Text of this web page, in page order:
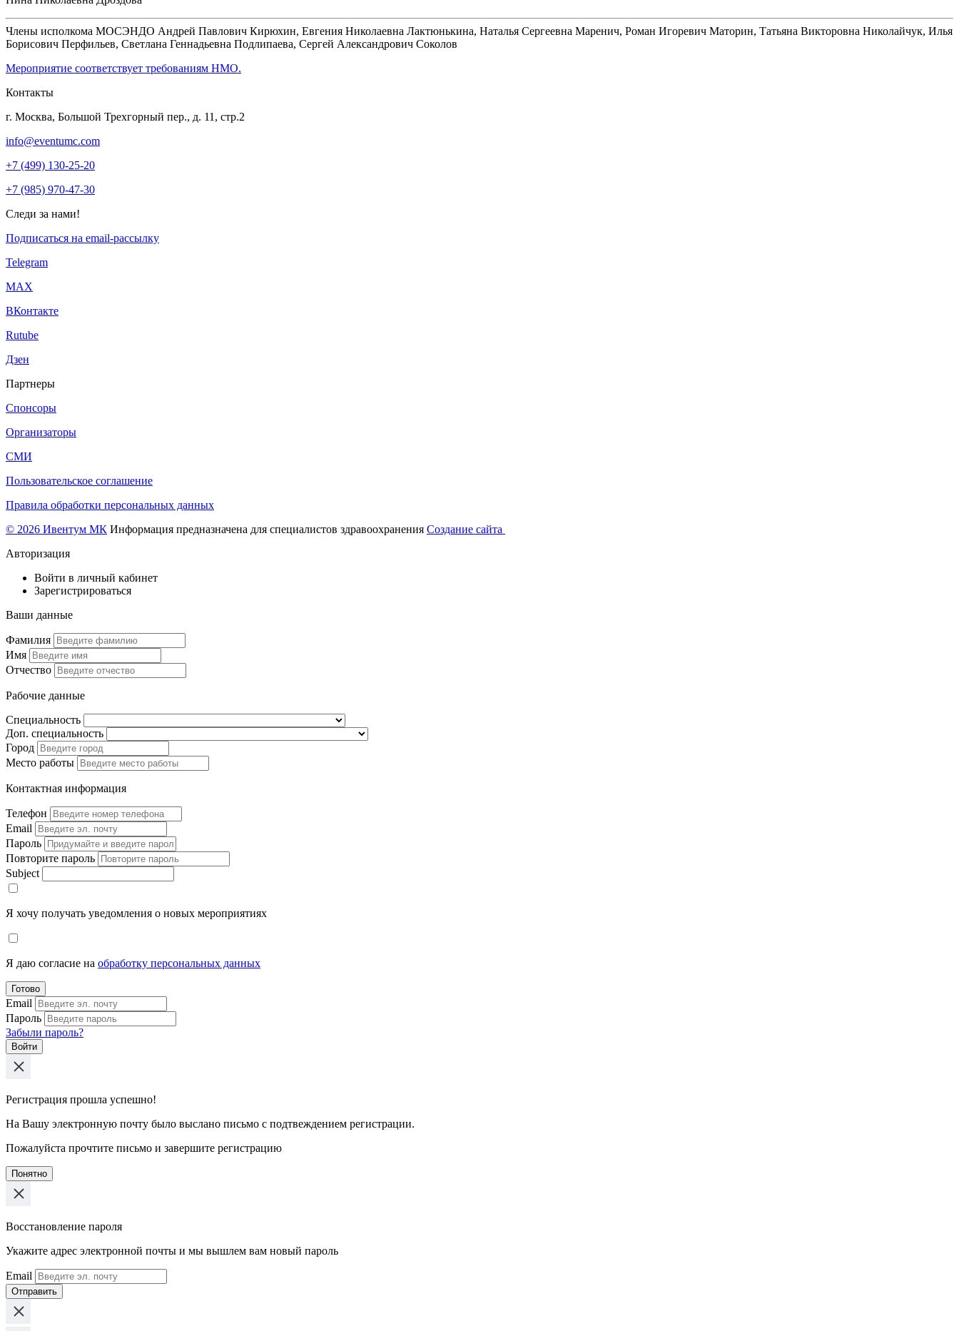
Члены исполкома МОСЭНДО Андрей Павлович Кирюхин, Евгения Николаевна Лактюнькина, Наталья Сергеевна Маренич, Роман Игоревич Маторин, Татьяна Викторовна Николайчук, Илья
Борисович Перфильев, Светлана Геннадьевна Подлипаева, Сергей Александрович Соколов
Мероприятие соответствует требованиям НМО.
Контакты
г. Москва, Большой Трехгорный пер., д. 11, стр.2
info@eventumc.com
+7 (499) 130-25-20
+7 (985) 970-47-30
Следи за нами!
Подписаться на email-рассылку
Telegram
МАХ
ВКонтакте
Rutube
Дзен
Партнеры
Спонсоры
Организаторы
СМИ
Пользовательское соглашение
Правила обработки персональных данных
© 2026 Ивентум МК Информация предназначена для специалистов здравоохранения Создание сайта
Авторизация
Войти в личный кабинет
Зарегистрироваться
Ваши данные
Фамилия
Имя
Отчество
Рабочие данные
Специальность
Доп. специальность
Город
Место работы
Контактная информация
Телефон
Email
Пароль
Повторите пароль
Subject
Я хочу получать уведомления о новых мероприятиях
Я даю согласие на обработку персональных данных
Готово
Email
Пароль
Забыли пароль?
Войти
Регистрация прошла успешно!
На Вашу электронную почту было выслано письмо с подтвеждением регистрации.
Пожалуйста прочтите письмо и завершите регистрацию
Понятно
Восстановление пароля
Укажите адрес электронной почты и мы вышлем вам новый пароль
Email
Отправить